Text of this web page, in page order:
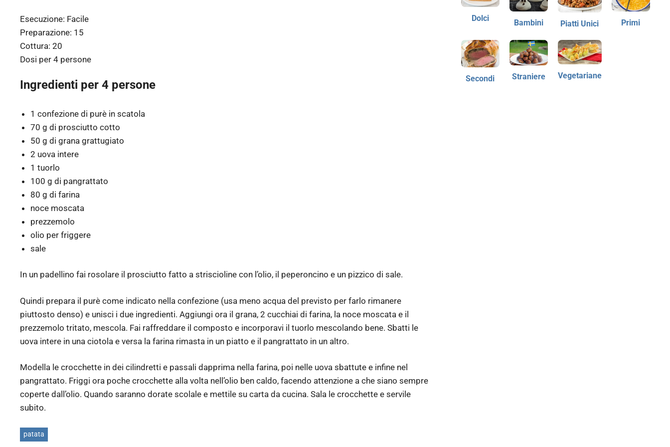
Esecuzione: Facile
Preparazione: 15
Cottura: 20
Dosi per 4 persone
Ingredienti per 4 persone
1 confezione di purè in scatola
70 g di prosciutto cotto
50 g di grana grattugiato
2 uova intere
1 tuorlo
100 g di pangrattato
80 g di farina
noce moscata
prezzemolo
olio per friggere
sale
In un padellino fai rosolare il prosciutto fatto a striscioline con l’olio, il peperoncino e un pizzico di sale.
Quindi prepara il purè come indicato nella confezione (usa meno acqua del previsto per farlo rimanere
piuttosto denso) e unisci i due ingredienti. Aggiungi ora il grana, 2 cucchiai di farina, la noce moscata e il
prezzemolo tritato, mescola. Fai raffreddare il composto e incorporavi il tuorlo mescolando bene. Sbatti le
uova intere in una ciotola e versa la farina rimasta in un piatto e il pangrattato in un altro.
Modella le crocchette in dei cilindretti e passali dapprima nella farina, poi nelle uova sbattute e infine nel
pangrattato. Friggi ora poche crocchette alla volta nell’olio ben caldo, facendo attenzione a che siano sempre
coperte dall’olio. Quando saranno dorate scolale e mettile su carta da cucina. Sala le crocchette e servile
subito.
patata
Dolci Bambini Piatti Unici Primi
Secondi Straniere Vegetariane